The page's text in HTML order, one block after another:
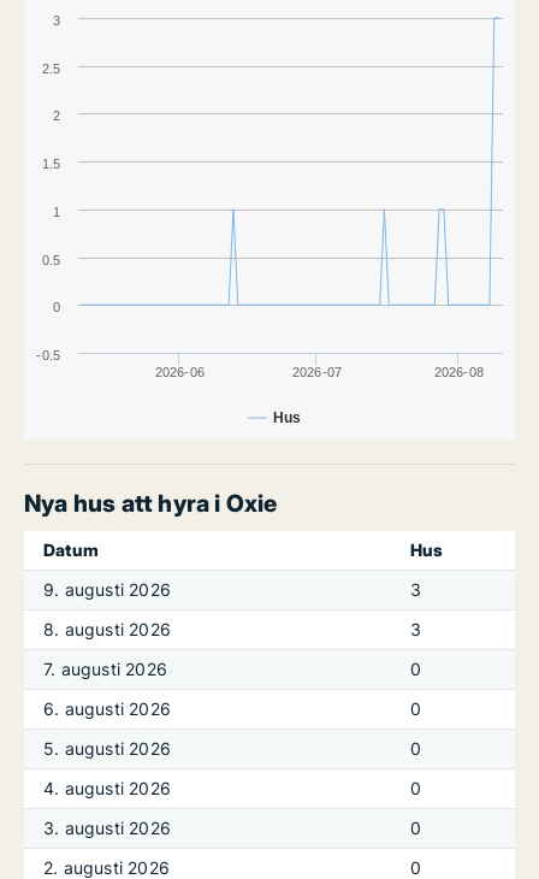
Hus
2026-06 2026-07 2026-08
-0.5
0
0.5
1
1.5
2
2.5
3
Nya hus att hyra i Oxie
Datum
Hus
9. augusti 2026
3
8. augusti 2026
3
7. augusti 2026
0
6. augusti 2026
0
5. augusti 2026
0
4. augusti 2026
0
3. augusti 2026
0
2. augusti 2026
0